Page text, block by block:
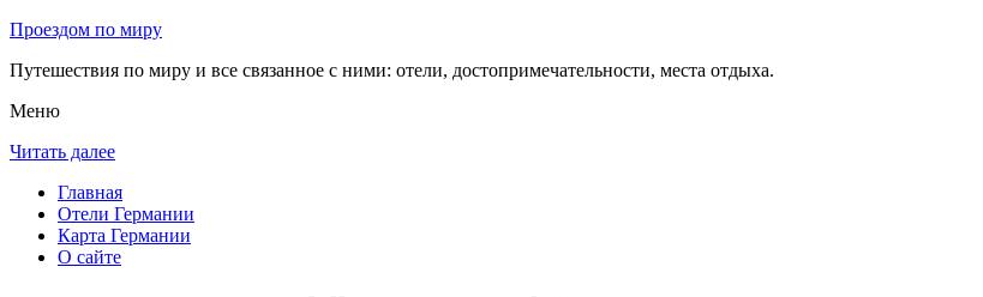
Проездом по миру
Путешествия по миру и все связанное с ними: отели, достопримечательности, места отдыха.
Меню
Читать далее
Главная
Отели Германии
Карта Германии
О сайте